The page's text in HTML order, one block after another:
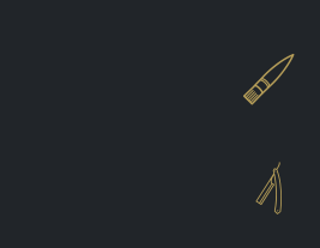

